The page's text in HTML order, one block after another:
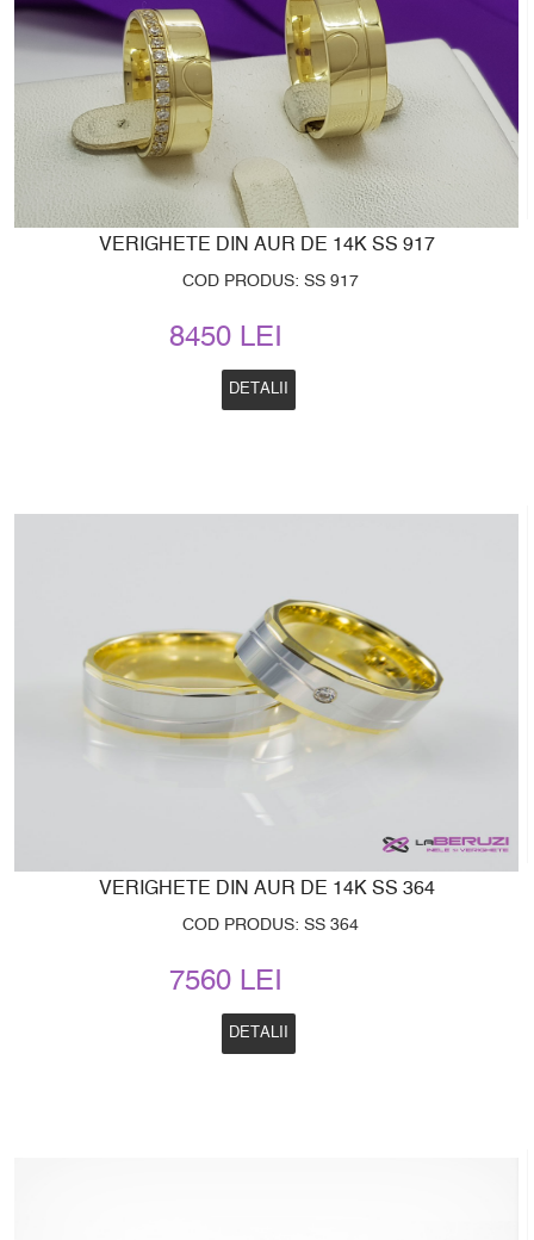
VERIGHETE DIN AUR DE 14K SS 917
COD PRODUS: SS 917
8450 LEI
DETALII
VERIGHETE DIN AUR DE 14K SS 364
COD PRODUS: SS 364
7560 LEI
DETALII